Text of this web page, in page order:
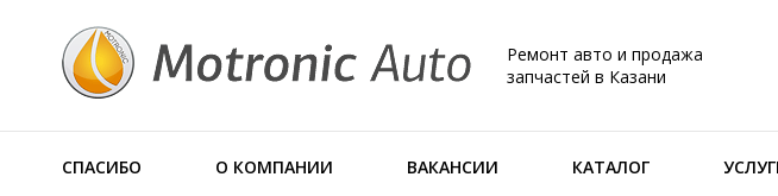
Ремонт авто и продажа
запчастей в Казани
СПАСИБО О КОМПАНИИ ВАКАНСИИ КАТАЛОГ